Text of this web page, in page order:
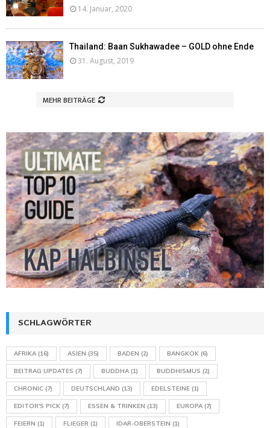
14. Januar, 2020
Thailand: Baan Sukhawadee – GOLD ohne Ende
31. August, 2019
MEHR BEITRÄGE
SCHLAGWÖRTER
AFRIKA(16) ASIEN (35) BADEN (2) BANGKOK (6)
BEITRAG UPDATES (7) BUDDHA(1) BUDDHISMUS (2)
CHRONIC (7) DEUTSCHLAND (13) EDELSTEINE (1)
EDITOR'S PICK (7) ESSEN & TRINKEN (13) EUROPA(7)
FEIERN (1) FLIEGER (1) IDAR-OBERSTEIN (1)